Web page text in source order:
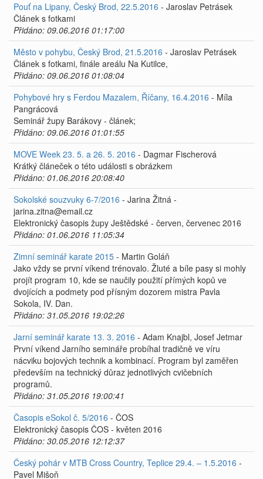
Pouť na Lipany, Český Brod, 22.5.2016 - Jaroslav Petrásek
Článek s fotkami
Přidáno: 09.06.2016 01:17:00
Město v pohybu, Český Brod, 21.5.2016 - Jaroslav Petrásek
Článek s fotkami, finále areálu Na Kutilce,
Přidáno: 09.06.2016 01:08:04
Pohybové hry s Ferdou Mazalem, Říčany, 16.4.2016 - Míla
Pangrácová
Seminář župy Barákovy - článek;
Přidáno: 09.06.2016 01:01:55
MOVE Week 23. 5. a 26. 5. 2016 - Dagmar Fischerová
Krátký článeček o této události s obrázkem
Přidáno: 01.06.2016 20:08:40
Sokolské souzvuky 6-7/2016 - Jarina Žitná -
jarina.zitna@email.cz
Elektronický časopis župy Ještědské - červen, červenec 2016
Přidáno: 01.06.2016 11:05:34
Zimní seminář karate 2015 - Martin Goláň
Jako vždy se první víkend trénovalo. Žluté a bíle pasy si mohly
projít program 10, kde se naučily použití přímých kopů ve
dvojících a podmety pod přísným dozorem mistra Pavla
Sokola, IV. Dan.
Přidáno: 31.05.2016 19:02:26
Jarní seminář karate 13. 3. 2016 - Adam Knajbl, Josef Jetmar
První víkend Jarního semináře probíhal tradičně ve víru
nácviku bojových technik a kombinací. Program byl zaměřen
především na technický důraz jednotlivých cvičebních
programů.
Přidáno: 31.05.2016 19:00:41
Časopis eSokol č. 5/2016 - ČOS
Elektronický časopis ČOS - květen 2016
Přidáno: 30.05.2016 12:12:37
Český pohár v MTB Cross Country, Teplice 29.4. – 1.5.2016 -
Pavel Mišoň